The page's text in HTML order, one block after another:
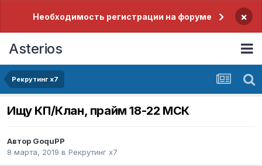
Необходимость регистрации на форуме ×
Asterios
Рекрутинг х7
Ищу КП/Клан, прайм 18-22 МСК
Автор GoquPP
8 марта, 2019 в Рекрутинг х7